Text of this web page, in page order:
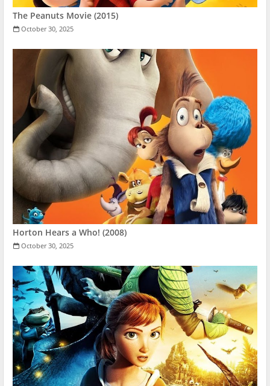
The Peanuts Movie (2015)
October 30, 2025
Horton Hears a Who! (2008)
October 30, 2025